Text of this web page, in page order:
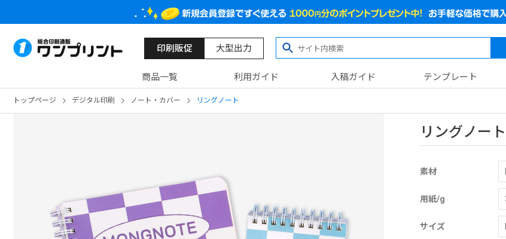
印刷販促 大型出力
商品一覧 利用ガイド 入稿ガイド テンプレート
トップページ デジタル印刷 ノート・カバー リングノート
リングノート
素材
用紙/g
サイズ